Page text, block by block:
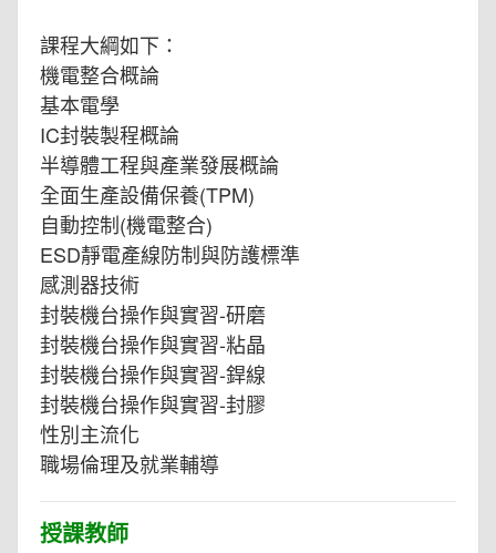
課程大綱如下：
機電整合概論
基本電學
IC封裝製程概論
半導體工程與產業發展概論
全面生產設備保養(TPM)
自動控制(機電整合)
ESD靜電產線防制與防護標準
感測器技術
封裝機台操作與實習-研磨
封裝機台操作與實習-粘晶
封裝機台操作與實習-銲線
封裝機台操作與實習-封膠
性別主流化
職場倫理及就業輔導
授課教師